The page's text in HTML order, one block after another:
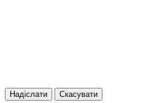
Надіслати Скасувати